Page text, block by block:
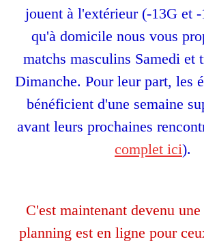
jouent à l'extérieur (-13G et
qu'à domicile nous vous
matchs masculins Samedi et
Dimanche. Pour leur part, les
bénéficient d'une semaine
avant leurs prochaines
complet ici).
C'est maintenant devenu
planning est en ligne pour